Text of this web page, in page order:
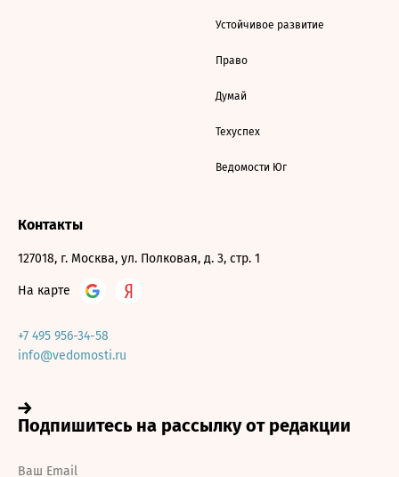
Устойчивое развитие
Право
Думай
Техуспех
Ведомости Юг
Контакты
127018, г. Москва, ул. Полковая, д. 3, стр. 1
На карте
+7 495 956-34-58
info@vedomosti.ru